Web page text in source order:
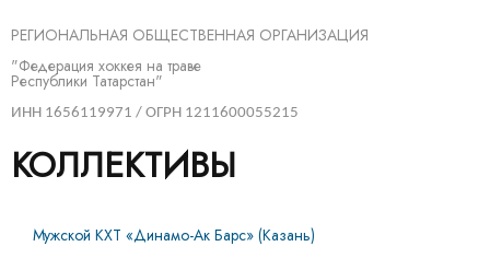
РЕГИОНАЛЬНАЯ ОБЩЕСТВЕННАЯ ОРГАНИЗАЦИЯ
"Федерация хоккея на траве
Республики Татарстан"
ИНН 1656119971 / ОГРН 1211600055215
КОЛЛЕКТИВЫ
Мужской КХТ «Динамо-Ак Барс» (Казань)